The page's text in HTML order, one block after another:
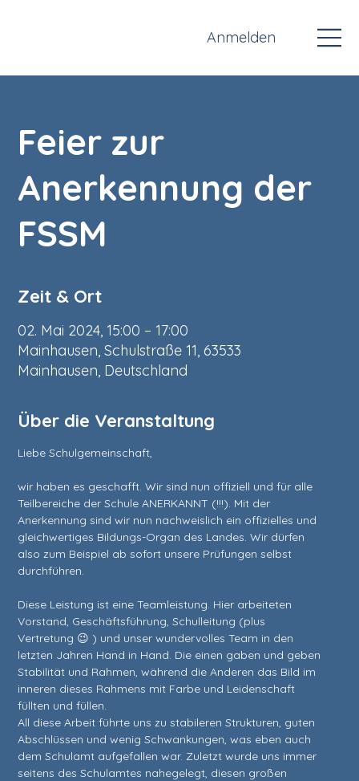
Anmelden
Feier zur
Anerkennung der
FSSM
Zeit & Ort
02. Mai 2024, 15:00 – 17:00
Mainhausen, Schulstraße 11, 63533
Mainhausen, Deutschland
Über die Veranstaltung
Liebe Schulgemeinschaft,
wir haben es geschafft. Wir sind nun offiziell und für alle
Teilbereiche der Schule ANERKANNT (!!!). Mit der
Anerkennung sind wir nun nachweislich ein offizielles und
gleichwertiges Bildungs-Organ des Landes. Wir dürfen
also zum Beispiel ab sofort unsere Prüfungen selbst
durchführen.
Diese Leistung ist eine Teamleistung. Hier arbeiteten
Vorstand, Geschäftsführung, Schulleitung (plus
Vertretung 😉 ) und unser wundervolles Team in den
letzten Jahren Hand in Hand. Die einen gaben und geben
Stabilität und Rahmen, während die Anderen das Bild im
inneren dieses Rahmens mit Farbe und Leidenschaft
füllten und füllen.
All diese Arbeit führte uns zu stabileren Strukturen, guten
Abschlüssen und wenig Schwankungen, was eben auch
dem Schulamt aufgefallen war. Zuletzt wurde uns immer
seitens des Schulamtes nahegelegt, diesen großen